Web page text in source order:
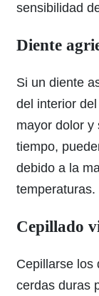
sensibilidad
Diente
Si un diente
del interior
mayor dolor y
tiempo,
debido a la
temperaturas.
Cepillado
Cepillarse los
cerdas duras